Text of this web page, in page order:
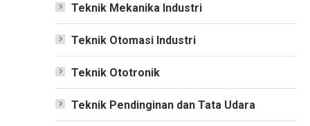
Teknik Mekanika Industri
Teknik Otomasi Industri
Teknik Ototronik
Teknik Pendinginan dan Tata Udara